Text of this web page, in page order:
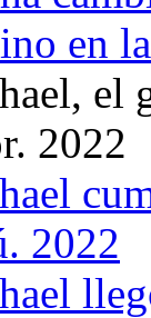
en
el
2022
2022